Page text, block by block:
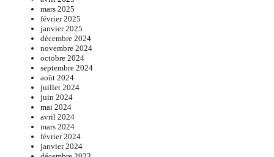
mars 2025
février 2025
janvier 2025
décembre 2024
novembre 2024
octobre 2024
septembre 2024
août 2024
juillet 2024
juin 2024
mai 2024
avril 2024
mars 2024
février 2024
janvier 2024